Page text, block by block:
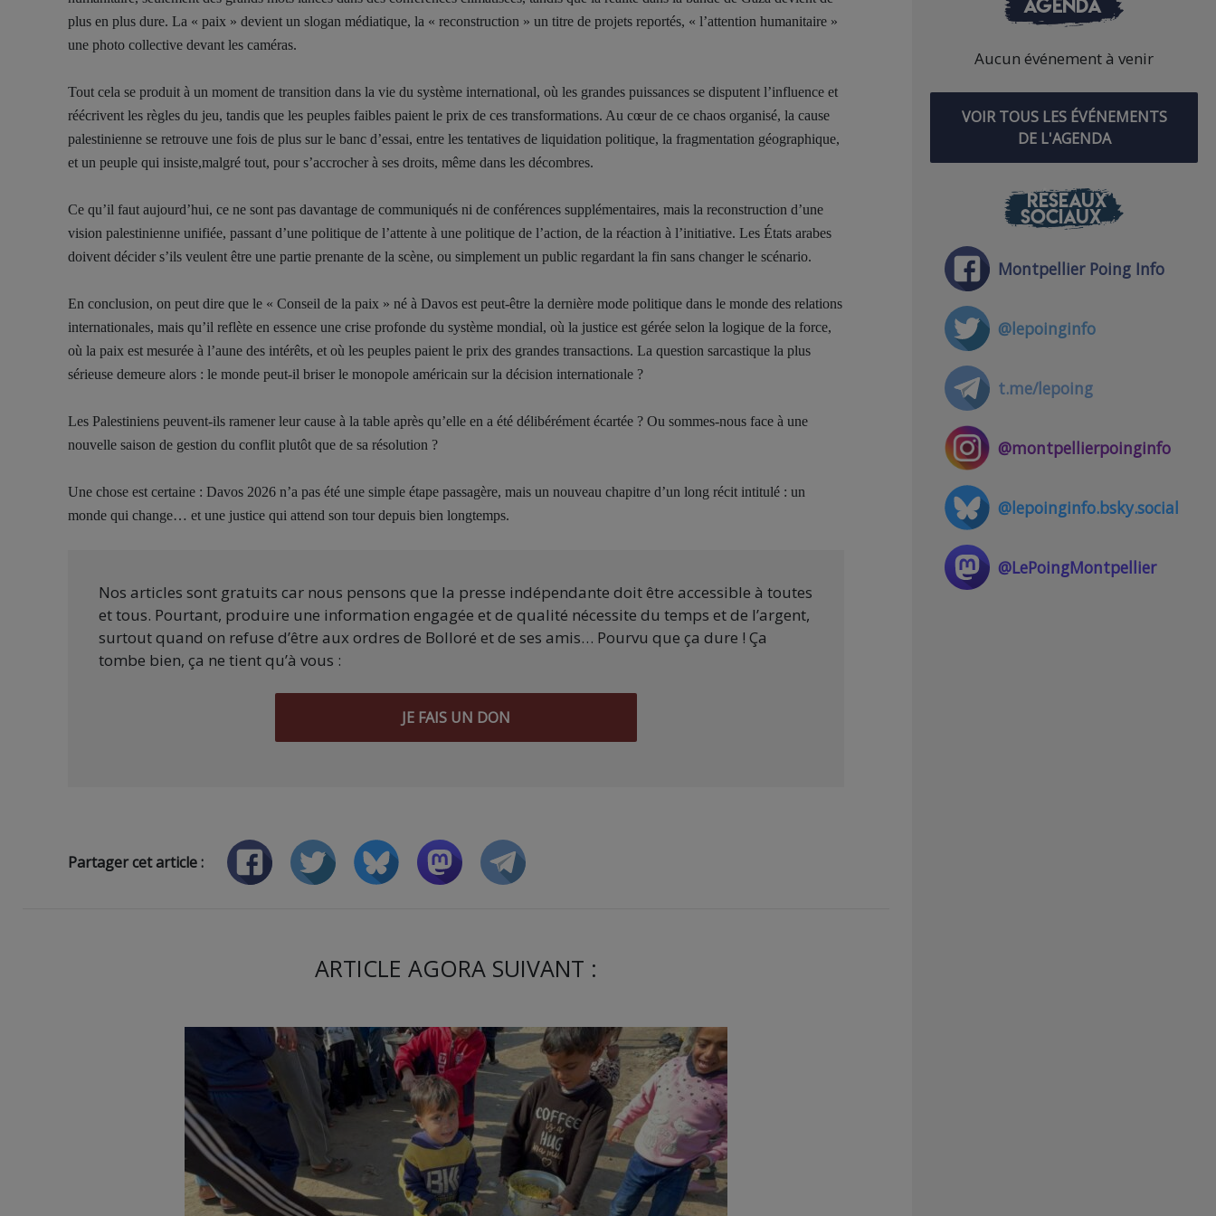
plus en plus dure. La « paix » devient un slogan médiatique, la « reconstruction » un titre de projets reportés, « l’attention humanitaire »
une photo collective devant les caméras.
Tout cela se produit à un moment de transition dans la vie du système international, où les grandes puissances se disputent l’influence et
réécrivent les règles du jeu, tandis que les peuples faibles paient le prix de ces transformations. Au cœur de ce chaos organisé, la cause
palestinienne se retrouve une fois de plus sur le banc d’essai, entre les tentatives de liquidation politique, la fragmentation géographique,
et un peuple qui insiste,malgré tout, pour s’accrocher à ses droits, même dans les décombres.
Ce qu’il faut aujourd’hui, ce ne sont pas davantage de communiqués ni de conférences supplémentaires, mais la reconstruction d’une
vision palestinienne unifiée, passant d’une politique de l’attente à une politique de l’action, de la réaction à l’initiative. Les États arabes
doivent décider s’ils veulent être une partie prenante de la scène, ou simplement un public regardant la fin sans changer le scénario.
En conclusion, on peut dire que le « Conseil de la paix » né à Davos est peut-être la dernière mode politique dans le monde des relations
internationales, mais qu’il reflète en essence une crise profonde du système mondial, où la justice est gérée selon la logique de la force,
où la paix est mesurée à l’aune des intérêts, et où les peuples paient le prix des grandes transactions. La question sarcastique la plus
sérieuse demeure alors : le monde peut-il briser le monopole américain sur la décision internationale ?
Les Palestiniens peuvent-ils ramener leur cause à la table après qu’elle en a été délibérément écartée ? Ou sommes-nous face à une
nouvelle saison de gestion du conflit plutôt que de sa résolution ?
Une chose est certaine : Davos 2026 n’a pas été une simple étape passagère, mais un nouveau chapitre d’un long récit intitulé : un
monde qui change… et une justice qui attend son tour depuis bien longtemps.
Nos articles sont gratuits car nous pensons que la presse indépendante doit être accessible à toutes
et tous. Pourtant, produire une information engagée et de qualité nécessite du temps et de l’argent,
surtout quand on refuse d’être aux ordres de Bolloré et de ses amis… Pourvu que ça dure ! Ça
tombe bien, ça ne tient qu’à vous :
JE FAIS UN DON
Partager cet article :
ARTICLE AGORA SUIVANT :
Aucun événement à venir
VOIR TOUS LES ÉVÉNEMENTS
DE L'AGENDA
RÉSEAUX
SOCIAUX
Montpellier Poing Info
@lepoinginfo
t.me/lepoing
@montpellierpoinginfo
@lepoinginfo.bsky.social
@LePoingMontpellier